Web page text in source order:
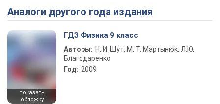
Play Video
Аналоги другого года издания
показать
обложку
ГДЗ Физика 9 класс
Авторы: Н. И. Шут, М. Т. Мартынюк, Л.Ю.
Благодаренко
Год: 2009